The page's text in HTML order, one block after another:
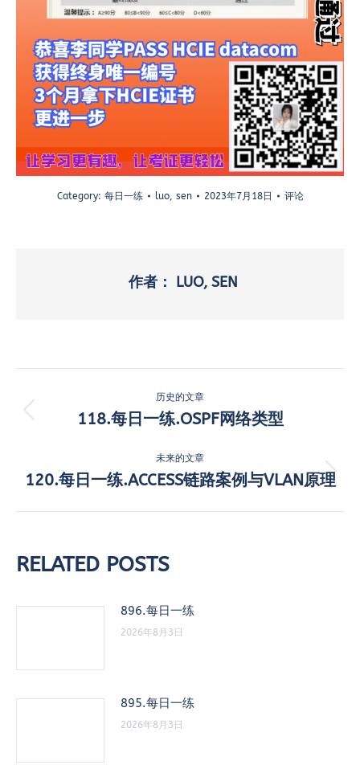
Category: 每日一练 luo, sen 2023年7月18日 评论
作者： LUO, SEN
章
航
历史的文章
历
的
文
章：
118.每日一练.OSPF网络类型
未来的文章
未
的
120.每日一练.ACCESS链路案例与VLAN原理
RELATED POSTS
896.每日一练
2026年8月3日
895.每日一练
2026年8月3日